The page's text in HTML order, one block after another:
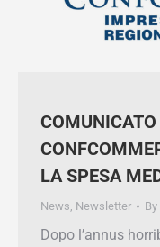
170 LA
News,Newsletter By
Dopo l’annus
corsa allo